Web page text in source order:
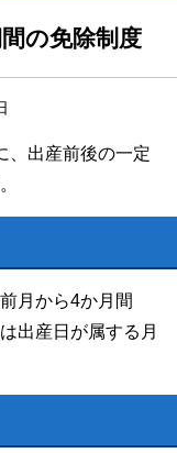
の免除制度
、出産前後の一定
月から4か月間
出産日が属する月